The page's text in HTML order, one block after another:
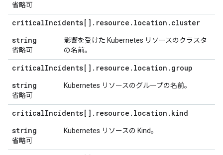
省略可
criticalIncidents[] . resource . location . cluster
string
省略可
影響を受けた Kubernetes リソースのクラスタ
の名前。
criticalIncidents[] . resource . location . group
string
省略可
Kubernetes リソースのグループの名前。
criticalIncidents[] . resource . location . kind
string
省略可
Kubernetes リソースの Kind。